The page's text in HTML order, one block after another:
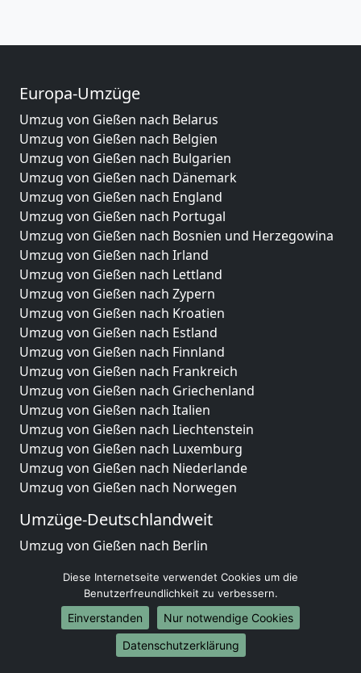
Europa-Umzüge
Umzug von Gießen nach Belarus
Umzug von Gießen nach Belgien
Umzug von Gießen nach Bulgarien
Umzug von Gießen nach Dänemark
Umzug von Gießen nach England
Umzug von Gießen nach Portugal
Umzug von Gießen nach Bosnien und Herzegowina
Umzug von Gießen nach Irland
Umzug von Gießen nach Lettland
Umzug von Gießen nach Zypern
Umzug von Gießen nach Kroatien
Umzug von Gießen nach Estland
Umzug von Gießen nach Finnland
Umzug von Gießen nach Frankreich
Umzug von Gießen nach Griechenland
Umzug von Gießen nach Italien
Umzug von Gießen nach Liechtenstein
Umzug von Gießen nach Luxemburg
Umzug von Gießen nach Niederlande
Umzug von Gießen nach Norwegen
Umzüge-Deutschlandweit
Umzug von Gießen nach Berlin
Umzug von Gießen nach München
Umzug von Gießen nach Köln
Umzug von Gießen nach Frankfurt am Main
Umzug von Gießen nach Stuttgart
Umzug von Gießen nach Düsseldorf
Diese Internetseite verwendet Cookies um die
Benutzerfreundlichkeit zu verbessern.
Einverstanden
Nur notwendige Cookies
Datenschutzerklärung